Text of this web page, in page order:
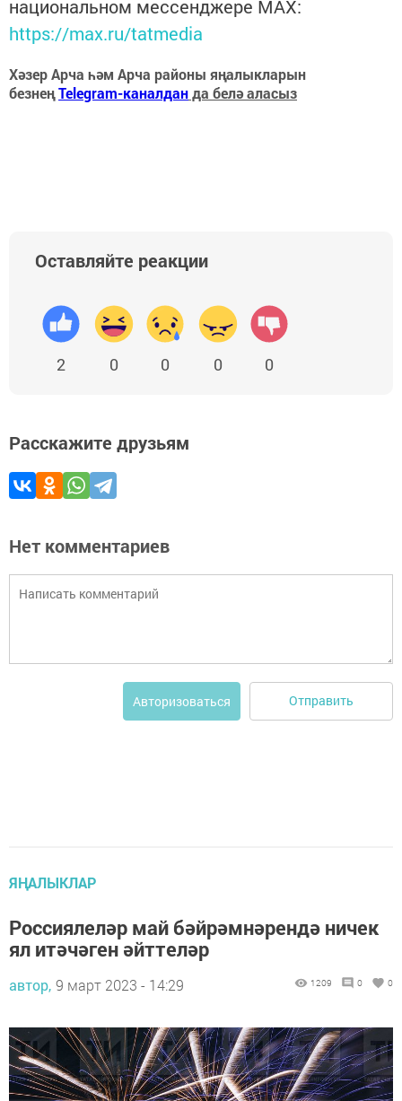
национальном мессенджере MАХ:
https://max.ru/tatmedia
Хәзер Арча һәм Арча районы яңалыкларын
безнеңTelegram-каналданда белә аласыз
Оставляйте реакции
2 0 0 0 0
Расскажите друзьям
Нет комментариев
Авторизоваться Отправить
ЯҢАЛЫКЛАР
Россиялеләр май бәйрәмнәрендә ничек
ял итәчәген әйттеләр
автор, 9 март 2023 - 14:29 1209 0 0